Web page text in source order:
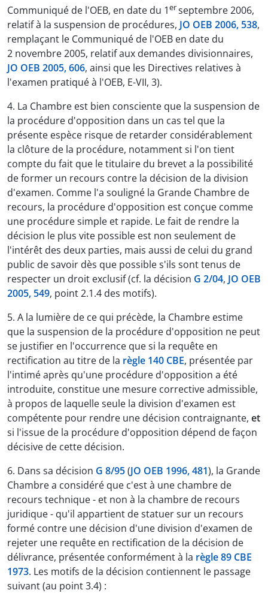
Communiqué de l'OEB, en date du 1erseptembre 2006,
relatif à la suspension de procédures, JO OEB 2006, 538,
remplaçant le Communiqué de l'OEB en date du
2 novembre 2005, relatif aux demandes divisionnaires,
JO OEB 2005, 606, ainsi que les Directives relatives à
l'examen pratiqué à l'OEB, E-VII, 3).
4. La Chambre est bien consciente que la suspension de
la procédure d'opposition dans un cas tel que la
présente espèce risque de retarder considérablement
la clôture de la procédure, notamment si l'on tient
compte du fait que le titulaire du brevet a la possibilité
de former un recours contre la décision de la division
d'examen. Comme l'a souligné la Grande Chambre de
recours, la procédure d'opposition est conçue comme
une procédure simple et rapide. Le fait de rendre la
décision le plus vite possible est non seulement de
l'intérêt des deux parties, mais aussi de celui du grand
public de savoir dès que possible s'ils sont tenus de
respecter un droit exclusif (cf. la décision G 2/04, JO OEB
2005, 549, point 2.1.4 des motifs).
5. A la lumière de ce qui précède, la Chambre estime
que la suspension de la procédure d'opposition ne peut
se justifier en l'occurrence que si la requête en
rectification au titre de la règle 140 CBE, présentée par
l'intimé après qu'une procédure d'opposition a été
introduite, constitue une mesure corrective admissible,
à propos de laquelle seule la division d'examen est
compétente pour rendre une décision contraignante, et
si l'issue de la procédure d'opposition dépend de façon
décisive de cette décision.
6. Dans sa décision G 8/95(JO OEB 1996, 481), la Grande
Chambre a considéré que c'est à une chambre de
recours technique - et non à la chambre de recours
juridique - qu'il appartient de statuer sur un recours
formé contre une décision d'une division d'examen de
rejeter une requête en rectification de la décision de
délivrance, présentée conformément à la règle 89 CBE
1973. Les motifs de la décision contiennent le passage
suivant (au point 3.4) :